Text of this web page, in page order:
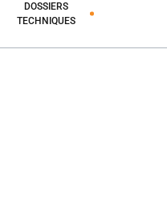
DOSSIERS
TECHNIQUES